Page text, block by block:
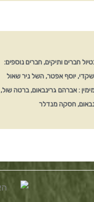
חברים ותיקים, חברים נוספים:
שקדי, יוסף אפטר, השל ניר שאול
: אברהם גרינבאום, ברטה שול,
חסקה מנדלר